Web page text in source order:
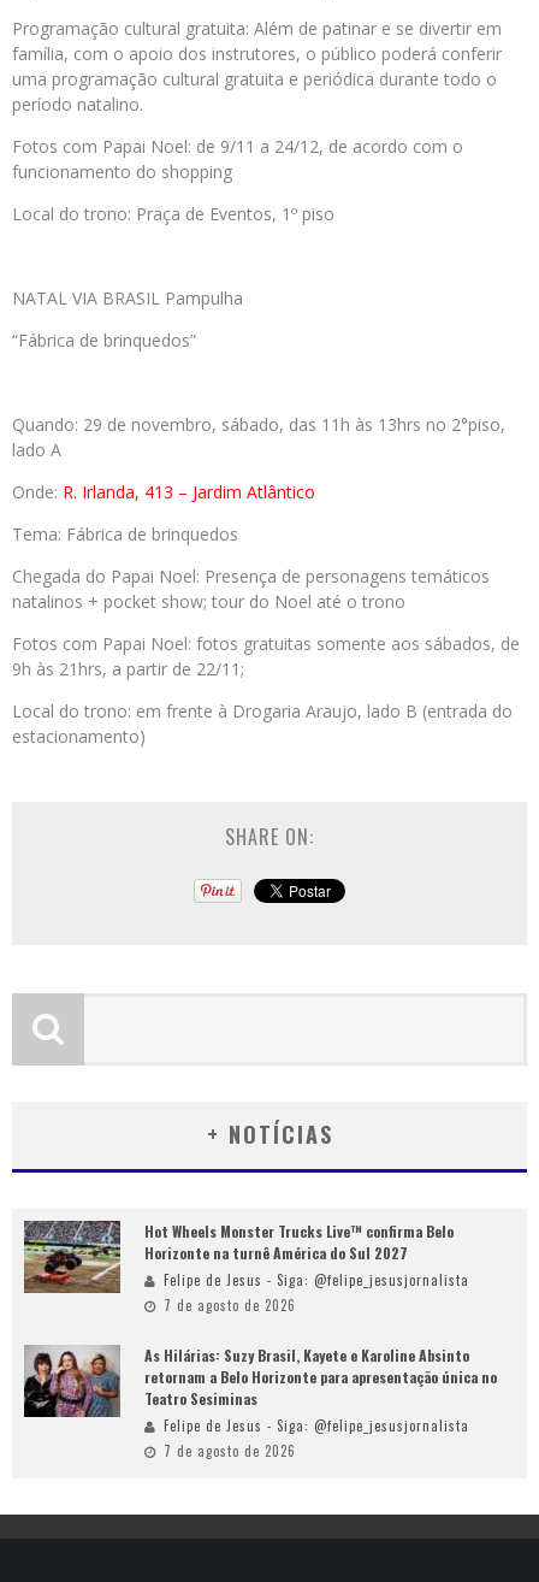
Programação cultural gratuita: Além de patinar e se divertir em
família, com o apoio dos instrutores, o público poderá conferir
uma programação cultural gratuita e periódica durante todo o
período natalino.
Fotos com Papai Noel: de 9/11 a 24/12, de acordo com o
funcionamento do shopping
Local do trono: Praça de Eventos, 1º piso
NATAL VIA BRASIL Pampulha
“Fábrica de brinquedos”
Quando: 29 de novembro, sábado, das 11h às 13hrs no 2°piso,
lado A
Onde: R. Irlanda, 413 – Jardim Atlântico
Tema: Fábrica de brinquedos
Chegada do Papai Noel: Presença de personagens temáticos
natalinos + pocket show; tour do Noel até o trono
Fotos com Papai Noel: fotos gratuitas somente aos sábados, de
9h às 21hrs, a partir de 22/11;
Local do trono: em frente à Drogaria Araujo, lado B (entrada do
estacionamento)
SHARE ON:
+ NOTÍCIAS
Hot Wheels Monster Trucks Live™ confirma Belo
Horizonte na turnê América do Sul 2027
Felipe de Jesus - Siga: @felipe_jesusjornalista
7 de agosto de 2026
As Hilárias: Suzy Brasil, Kayete e Karoline Absinto
retornam a Belo Horizonte para apresentação única no
Teatro Sesiminas
Felipe de Jesus - Siga: @felipe_jesusjornalista
7 de agosto de 2026